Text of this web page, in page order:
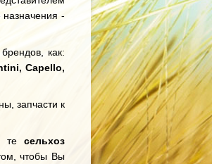
назначения -
как:
Capello,
запчасти к
те сельхоз
чтобы Вы